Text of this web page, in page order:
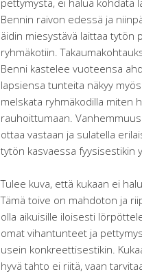
pettymystä, ei halua kohdata
Bennin raivon edessä ja
äidin miesystävä laittaa tytön
ryhmäkotiin.
Benni kastelee vuoteensa
lapsiensa tunteita näkyy
melskata ryhmäkodilla miten
rauhoittumaan.
ottaa vastaan ja sulatella
tytön kasvaessa fyysisestikin
Tulee kuva, että kukaan ei
Tämä toive on mahdoton ja
olla aikuisille iloisesti
omat vihantunteet ja
usein konkreettisestikin.
hyvä tahto ei riitä, vaan